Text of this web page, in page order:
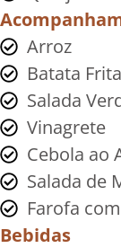
Arroz
Batata Frita
Salada
Vinagrete
Cebola ao
Salada de
Farofa
Bebidas